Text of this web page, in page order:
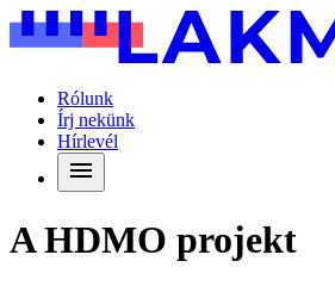
Rólunk
Írj nekünk
Hírlevél
A HDMO projekt